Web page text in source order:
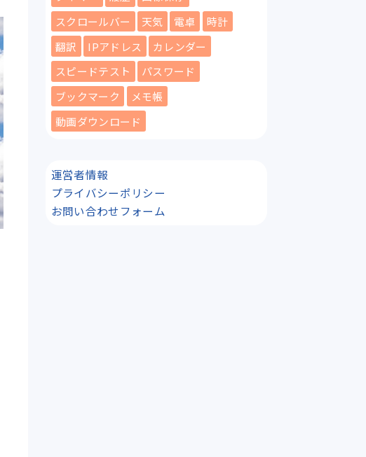
スクロールバー
天気 電卓
時計
翻訳
IPアドレス
カレンダー
スピードテスト
パスワード
ブックマーク
メモ帳
動画ダウンロード
運営者情報
プライバシーポリシー
お問い合わせフォーム